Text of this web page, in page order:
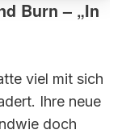
Burn – „In
viel mit sich
Ihre neue
doch